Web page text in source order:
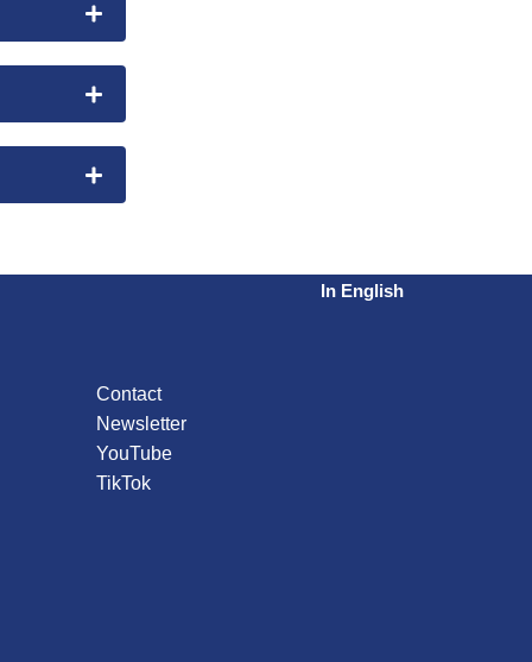
In English
Contact
Newsletter
YouTube
TikTok